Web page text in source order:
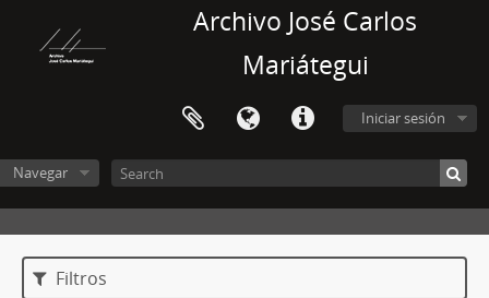
Archivo José Carlos
Mariátegui
Iniciar sesión
Navegar
Filtros